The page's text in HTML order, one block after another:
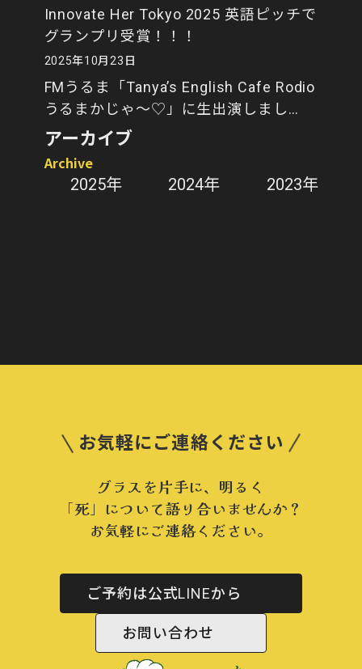
Innovate Her Tokyo 2025 英語ピッチで
グランプリ受賞！！！
2025年10月23日
FMうるま「Tanya’s English Cafe Rodio
うるまかじゃ～♡」に生出演しまし
た！
アーカイブ
Archive
2025年
2024年 2023年
お気軽にご連絡ください
グラスを片手に、明るく
「死」について語り合いませんか？
お気軽にご連絡ください。
ご予約は公式LINEから
お問い合わせ